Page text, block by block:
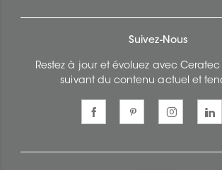
Suivez-Nous
Restez à jour et évoluez avec
suivant du contenu actuel et